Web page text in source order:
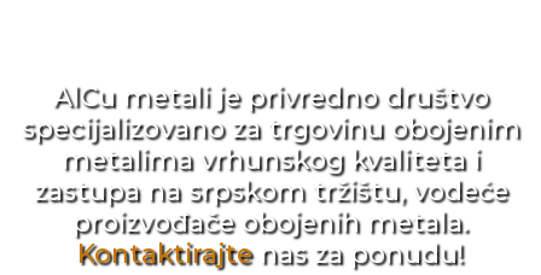
AlCu metali je privredno društvo
specijalizovano za trgovinu obojenim
metalima vrhunskog kvaliteta i
zastupa na srpskom tržištu, vodeće
proizvođače obojenih metala.
Kontaktirajtenas za ponudu!